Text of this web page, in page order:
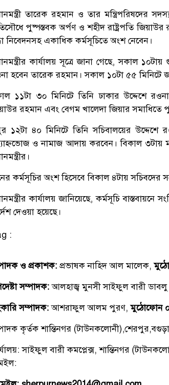
তারেক রহমান ও তার মন্ত্রিপরিষদের
পুষ্পস্তবক অর্পণ ও শহীদ রাষ্ট্রপতি
নিবেদনসহ একাধিক কর্মসূচিতে অংশ নেবেন।
কার্যালয় সূত্রে জানা গেছে, সকাল
হবেন তারেক রহমান। সকাল ১০টা ৫৫ মিনিটে
১১টা ৩০ মিনিটে তিনি ঢাকার উদ্দেশে
রহমান এবং বেগম খালেদা জিয়ার সমাধিতে
১২টা ৪০ মিনিটে তিনি সচিবালয়ের
ও নামাজ আদায় করবেন। বিকাল ৩টায়
কর্মসূচির অংশ হিসেবে বিকাল ৪টায় সচিবদের
কার্যালয় জানিয়েছে, কর্মসূচি বাস্তবায়নে
দেওয়া হয়েছে।
:
ও প্রকাশক: প্রভাষক নাহিদ আল মালেক,
সম্পাদক:আলহাজ্ব মুনসী সাইফুল বারী
সম্পাদক:আশরাফুল আলম পুরণ,মুঠোফোন
কৃর্তক শান্তিনগর (টাউনকলোনী),শেরপুর,বগুড়া
সাইফুল বারী কমপ্লেক্স, শান্তিনগর